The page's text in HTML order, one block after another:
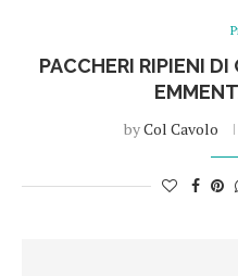
PACCHERI RIPIENI
byCol Cavolo